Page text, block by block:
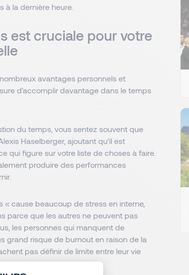
la dernière heure.
est cruciale pour votre
avantages personnels et
d'accomplir davantage dans le temps
du temps, vous sentez souvent que
Haselberger, ajoutant qu’il est
qui figure sur votre liste de choses à faire.
produire des performances
cause beaucoup de stress en interne,
parce que les autres ne peuvent pas
les personnes qui manquent de
grand risque de burnout en raison de la
pas définir de limite entre leur vie